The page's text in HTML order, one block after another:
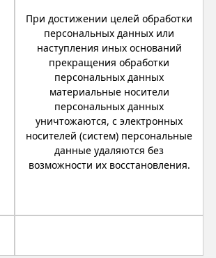
При достижении целей обработки
персональных данных или
наступления иных оснований
прекращения обработки
персональных данных
материальные носители
персональных данных
уничтожаются, с электронных
носителей (систем) персональные
данные удаляются без
возможности их восстановления.